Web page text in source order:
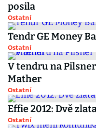
posila
Ostatní
Tendr GE Money
Ostatní
V tendru na
Mather
Ostatní
Effie 2012: Dvě
Ostatní